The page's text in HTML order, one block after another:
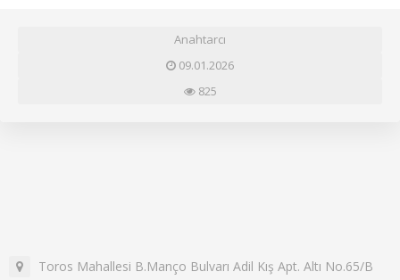
Anahtarcı
09.01.2026
825
Toros Mahallesi B.Manço Bulvarı Adil Kış Apt. Altı No.65/B